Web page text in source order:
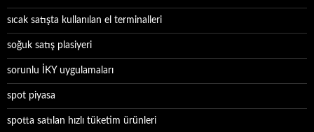
sıcak satışta kullanılan el terminalleri
soğuk satış plasiyeri
sorunlu İKY uygulamaları
spot piyasa
spotta satılan hızlı tüketim ürünleri